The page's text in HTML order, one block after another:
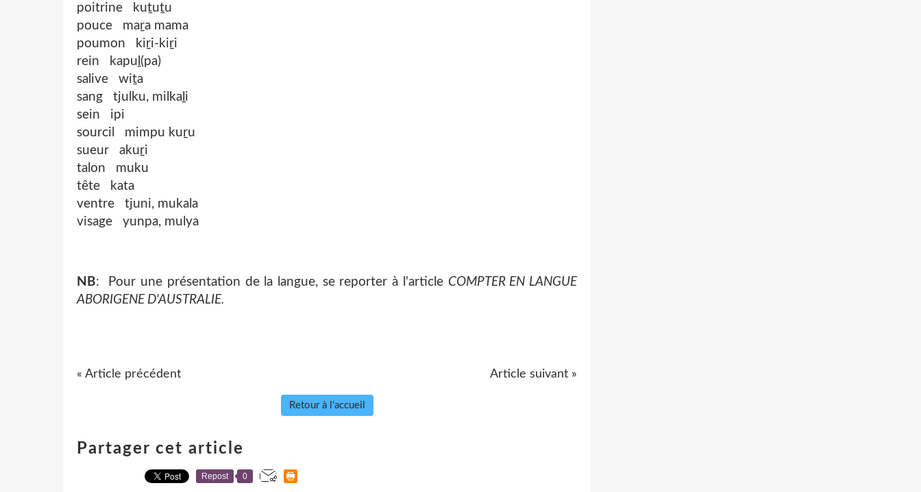
poitrine kuṯuṯu
pouce maṟa mama
poumon kiṟi-kiṟi
rein kapuḻ(pa)
salive wiṯa
sang tjulku, milkaḻi
sein ipi
sourcil mimpu kuṟu
sueur akuṟi
talon muku
tête kata
ventre tjuni, mukala
visage yunpa, mulya
NB: Pour une présentation de la langue, se reporter à l'article COMPTER EN LANGUE
ABORIGENE D'AUSTRALIE.
« Article précédent Article suivant »
Retour à l'accueil
Partager cet article
Repost 0